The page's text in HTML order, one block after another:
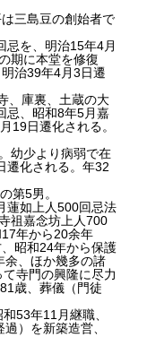
三島豆の創始者で
を、明治15年4月
期に本堂を修復
治39年4月3日遷
、庫裏、土蔵の大
忌、昭和8年5月嘉
19日遷化される。
幼少より病弱で在
遷化される。年32
第5男。
蓮如上人500回忌法
祖嘉念坊上人700
年から20余年
昭和24年から保護
余、ほか幾多の諸
寺門の興隆に尽力
歳、葬儀（門徒
53年11月継職、
）を新築造営、